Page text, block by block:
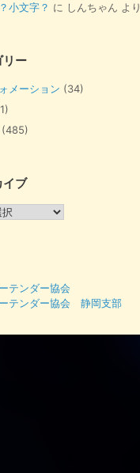
小文字？ に しんちゃん より
リー
メーション (34)
(485)
イブ
テンダー協会
テンダー協会 静岡支部